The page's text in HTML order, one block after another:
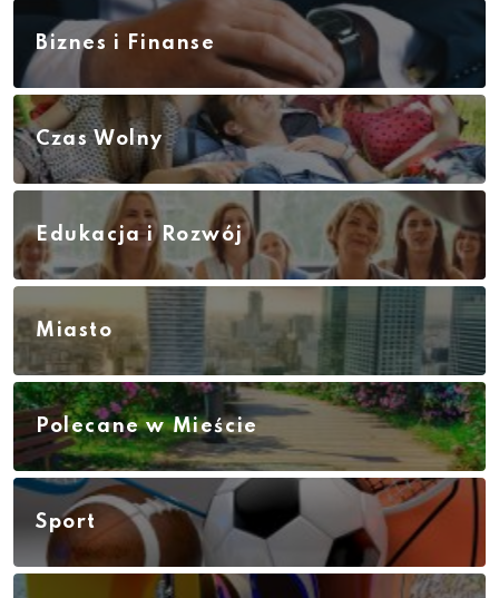
Biznes i Finanse
Czas Wolny
Edukacja i Rozwój
Miasto
Polecane w Mieście
Sport